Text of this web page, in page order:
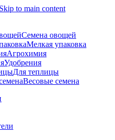
Skip to main content
Семена овощей
Мелкая упаковка
Агрохимия
Удобрения
Для теплицы
Весовые семена